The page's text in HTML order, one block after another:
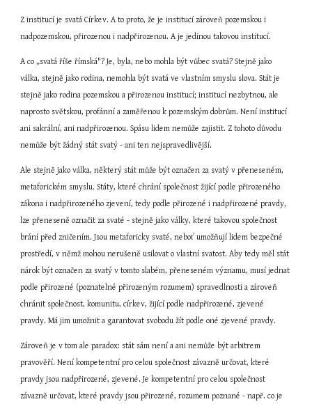
Z institucí je svatá Církev. A to proto, že je institucí zároveň pozemskou i
nadpozemskou, přirozenou i nadpřirozenou. A je jedinou takovou institucí.
A co „svatá říše římská"? Je, byla, nebo mohla být vůbec svatá? Stejně jako
válka, stejně jako rodina, nemohla být svatá ve vlastním smyslu slova. Stát je
stejně jako rodina pozemskou a přirozenou institucí; institucí nezbytnou, ale
naprosto světskou, profánní a zaměřenou k pozemským dobrům. Není institucí
ani sakrální, ani nadpřirozenou. Spásu lidem nemůže zajistit. Z tohoto důvodu
nemůže být žádný stát svatý - ani ten nejspravedlivější.
Ale stejně jako válka, některý stát může být označen za svatý v přeneseném,
metaforickém smyslu. Státy, které chrání společnost žijící podle přirozeného
zákona i nadpřirozeného zjevení, tedy podle přirozené i nadpřirozené pravdy,
lze přeneseně označit za svaté - stejně jako války, které takovou společnost
brání před zničením. Jsou metaforicky svaté, neboť umožňují lidem bezpečné
prostředí, v němž mohou nerušeně usilovat o vlastní svatost. Aby tedy měl stát
nárok být označen za svatý v tomto slabém, přeneseném významu, musí jednat
podle přirozené (poznatelné přirozeným rozumem) spravedlnosti a zároveň
chránit společnost, komunitu, církev, žijící podle nadpřirozené, zjevené
pravdy. Má jim umožnit a garantovat svobodu žít podle oné zjevené pravdy.
Zároveň je v tom ale paradox: stát sám není a ani nemůže být arbitrem
pravověří. Není kompetentní pro celou společnost závazně určovat, které
pravdy jsou nadpřirozené, zjevené. Je kompetentní pro celou společnost
závazně určovat, které pravdy jsou přirozené, rozumem poznané - např. co je